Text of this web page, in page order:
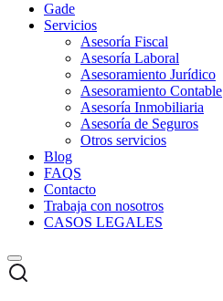
Gade
Servicios
Asesoría Fiscal
Asesoría Laboral
Asesoramiento Jurídico
Asesoramiento Contable
Asesoría Inmobiliaria
Asesoría de Seguros
Otros servicios
Blog
FAQS
Contacto
Trabaja con nosotros
CASOS LEGALES